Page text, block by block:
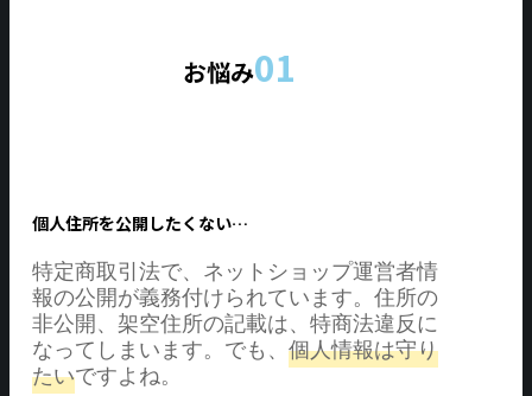
お悩み01
個人住所を公開したくない…
特定商取引法で、ネットショップ運営者情
報の公開が義務付けられています。住所の
非公開、架空住所の記載は、特商法違反に
なってしまいます。でも、個人情報は守り
たいですよね。